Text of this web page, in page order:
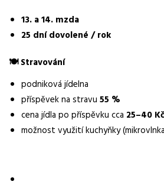
docházkový bonus 10 %, výrobní prémie
směny a přesčasy
příspěvek na stravu, 25 dní dovolené
Požadavky
manuální zručnost, pečlivost, ochota
13. a 14. mzda
25 dní dovolené / rok
🍽 Stravování
podniková jídelna
příspěvek na stravu 55 %
cena jídla po příspěvku cca 25–40 Kč
možnost využití kuchyňky